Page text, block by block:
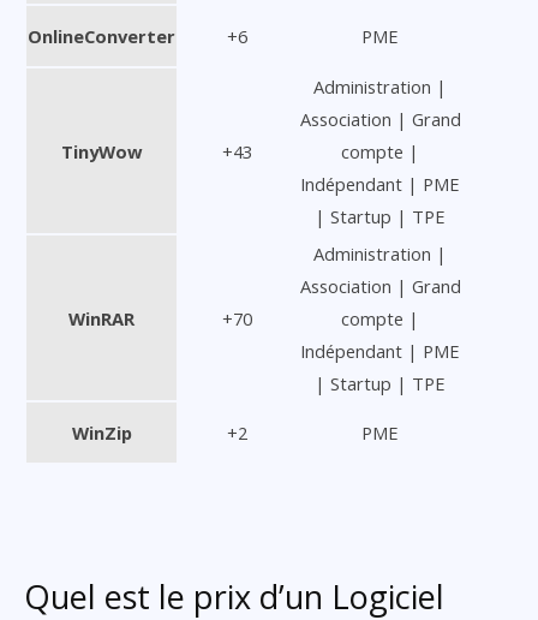
OnlineConverter +6 PME
TinyWow +43
Administration |
Association | Grand
compte |
Indépendant | PME
| Startup | TPE
WinRAR +70
Administration |
Association | Grand
compte |
Indépendant | PME
| Startup | TPE
WinZip +2 PME
Quel est le prix d’un Logiciel